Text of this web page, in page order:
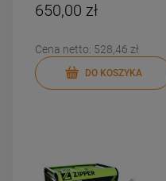
650,00 zł
Cena netto: 528,46 zł
DO KOSZYKA